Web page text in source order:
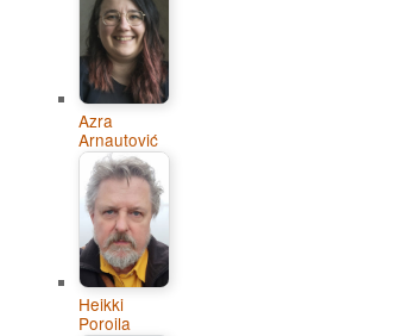
Azra
Arnautović
Heikki
Poroila